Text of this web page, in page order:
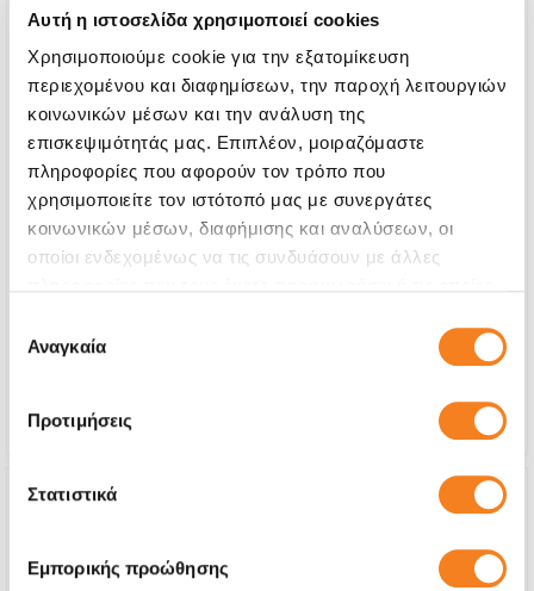
Αυτή η ιστοσελίδα χρησιμοποιεί cookies
Χρησιμοποιούμε cookie για την εξατομίκευση
περιεχομένου και διαφημίσεων, την παροχή λειτουργιών
κοινωνικών μέσων και την ανάλυση της
επισκεψιμότητάς μας. Επιπλέον, μοιραζόμαστε
πληροφορίες που αφορούν τον τρόπο που
χρησιμοποιείτε τον ιστότοπό μας με συνεργάτες
κοινωνικών μέσων, διαφήμισης και αναλύσεων, οι
οποίοι ενδεχομένως να τις συνδυάσουν με άλλες
των υπηρεσιών τους.
συγκατάθεσης
Αναγκαία
Προτιμήσεις
Στατιστικά
Εμπορικής προώθησης
Αυθεντική Οθόνη
€130,00
2-4 ώρες
Εγγύηση
12 μήνες